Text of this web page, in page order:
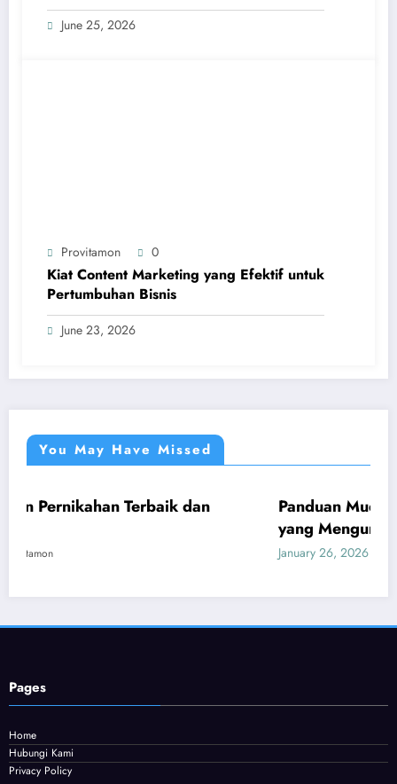
June 25, 2026
Provitamon 0
Kiat Content Marketing yang Efektif untuk
Pertumbuhan Bisnis
June 23, 2026
You May Have Missed
Terbaik dan UMUM
Panduan Mudah Beli Cincin
yang Menguntungkan
Provitamon
Pages
Home
Hubungi Kami
Privacy Policy